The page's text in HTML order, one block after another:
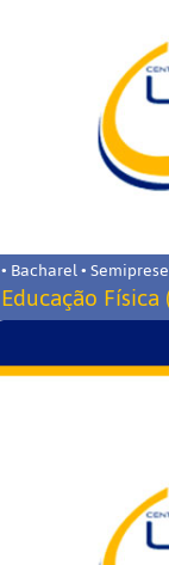
• Bacharel •
Educação